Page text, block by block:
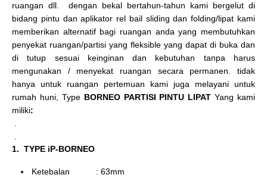
ruangan dll. dengan bekal bertahun-tahun kami bergelut di
bidang pintu dan aplikator rel bail sliding dan folding/lipat kami
memberikan alternatif bagi ruangan anda yang membutuhkan
penyekat ruangan/partisi yang fleksible yang dapat di buka dan
di tutup sesuai keinginan dan kebutuhan tanpa harus
mengunakan / menyekat ruangan secara permanen. tidak
hanya untuk ruangan pertemuan kami juga melayani untuk
rumah huni, Type BORNEO PARTISI PINTU LIPAT Yang kami
miliki:
1. TYPE iP-BORNEO
Ketebalan : 63mm